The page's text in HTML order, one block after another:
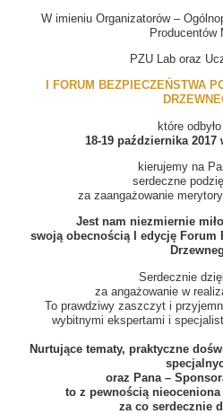
W imieniu Organizatorów –
Producentów
PZU Lab oraz
I FORUM BEZPIECZEŃSTWA
które
18-19 października 2017
kierujemy na
serdeczne
za zaangażowanie
Jest nam niezmiernie
swoją obecnością I edycję Forum
Serdecznie
za angażowanie w
To prawdziwy zaszczyt i
wybitnymi ekspertami i
Nurtujące tematy, praktyczne
oraz Pana –
to z pewnością
za co serdecznie